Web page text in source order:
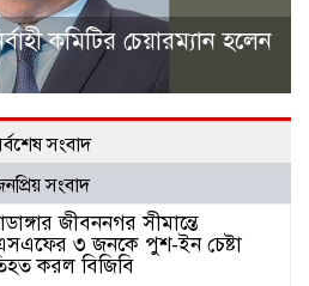
কমিটির চেয়ারম্যান হলেন
সংবাদ
সংবাদ
জীবননগর সীমান্তে
৩ জনকে পুশ-ইন চেষ্টা
করল বিজিবি